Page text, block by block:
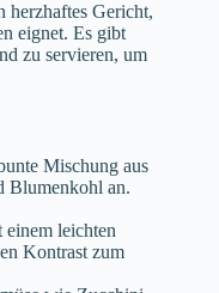
herzhaftes Gericht,
eignet. Es gibt
zu servieren, um
Mischung aus
Blumenkohl an.
leichten
Kontrast zum